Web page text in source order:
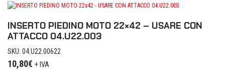
INSERTO PIEDINO MOTO 22×42 – USARE CON
ATTACCO 04.U22.003
SKU: 04.U22.00622
10,80€ + IVA